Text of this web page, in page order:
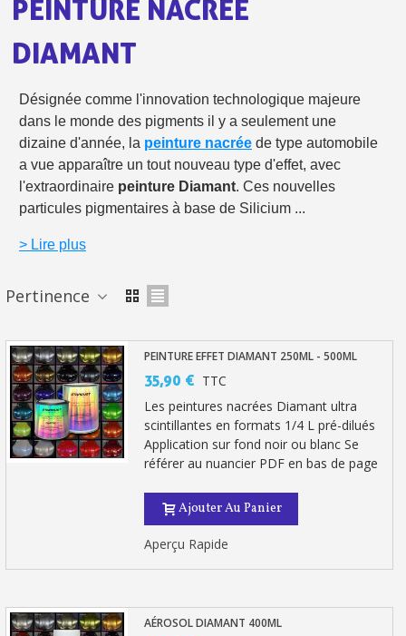
Livraison sous 24 h en France Métropolitaine
Retour produits sous 14 jours
Réduction de 5€ sur la première commande
10€ de bon d'achat pour chaque parrainage
Inscription à la newsletter : 5€ de réduction
Paiement en 4x sans frais dès 30€ d'achats
Partagez vos créations et obtenez des bons d'achat
Gagnez des points de fidélité à chaque commande
Livraison sous 24 h en France Métropolitaine
Retour produits sous 14 jours
10€ de bon d'achat pour chaque parrainage
Inscription à la newsletter : 5€ de réduction
PEINTURE NACRÉE
DIAMANT
Désignée comme l'innovation technologique majeure
dans le monde des pigments il y a seulement une
dizaine d'année, la peinture nacréede type automobile
a vue apparaître un tout nouveau type d'effet, avec
l'extraordinaire peinture Diamant. Ces nouvelles
particules pigmentaires à base de Silicium ...
> Lire plus
Pertinence
PEINTURE EFFET DIAMANT 250ML - 500ML
35,90 € TTC
Les peintures nacrées Diamant ultra
scintillantes en formats 1/4 L pré-dilués
Application sur fond noir ou blanc Se
référer au nuancier PDF en bas de page
Ajouter Au Panier
Aperçu Rapide
AÉROSOL DIAMANT 400ML